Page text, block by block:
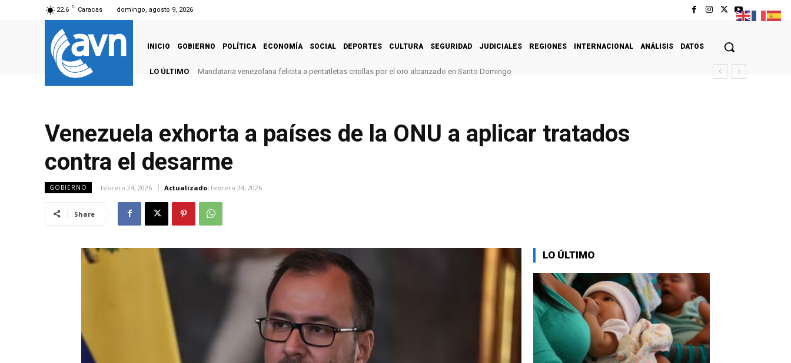
22.6 C Caracas domingo, agosto 9, 2026
INICIO GOBIERNO POLÍTICA ECONOMÍA SOCIAL DEPORTES CULTURA SEGURIDAD JUDICIALES REGIONES INTERNACIONAL ANÁLISIS DATOS
LO ÚLTIMO Mandataria venezolana felicita a pentatletas criollas por el oro alcanzado en Santo Domingo
Venezuela exhorta a países de la ONU a aplicar tratados
contra el desarme
GOBIERNO febrero 24, 2026 Actualizado: febrero 24, 2026
Share
LO ÚLTIMO